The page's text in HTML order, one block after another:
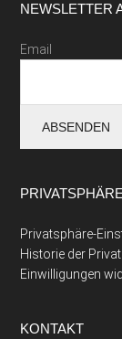
Footer
NEWSLETTER
Email
PRIVATSPHÄRE
Privatsphäre-
Historie der
Einwilligungen
KONTAKT